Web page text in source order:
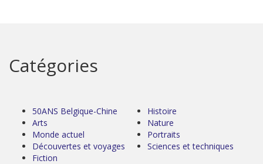
Catégories
50ANS Belgique-Chine
Arts
Monde actuel
Découvertes et voyages
Fiction
Histoire
Nature
Portraits
Sciences et techniques